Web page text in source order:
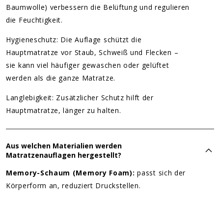
Baumwolle) verbessern die Belüftung und regulieren
die Feuchtigkeit.
Hygieneschutz: Die Auflage schützt die
Hauptmatratze vor Staub, Schweiß und Flecken –
sie kann viel häufiger gewaschen oder gelüftet
werden als die ganze Matratze.
Langlebigkeit: Zusätzlicher Schutz hilft der
Hauptmatratze, länger zu halten.
Aus welchen Materialien werden
Matratzenauflagen hergestellt?
Memory-Schaum (Memory Foam): passt sich der
Körperform an, reduziert Druckstellen.